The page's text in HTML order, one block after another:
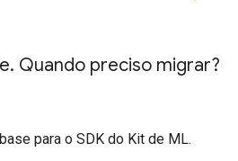
. Quando preciso migrar?
para o SDK do Kit de ML.